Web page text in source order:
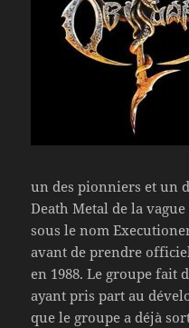
un des pionniers et un
Death Metal de la
sous le nom
avant de prendre
en 1988. Le groupe fait
ayant pris part au
que le groupe a déjà